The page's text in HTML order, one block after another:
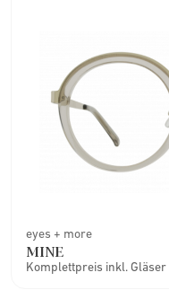
eyes + more
MINE
Komplettpreis inkl. Gläser